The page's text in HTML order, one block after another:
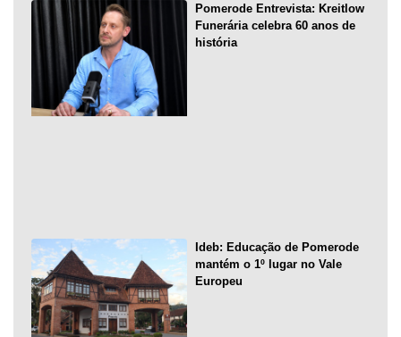
Pomerode Entrevista: Kreitlow
Funerária celebra 60 anos de
história
Ideb: Educação de Pomerode
mantém o 1º lugar no Vale
Europeu